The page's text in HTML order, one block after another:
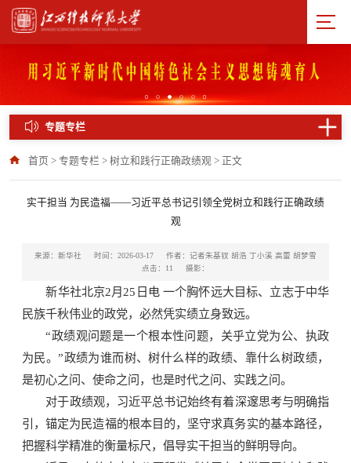
专题专栏
首页 > 专题专栏 > 树立和践行正确政绩观 > 正文
实干担当 为民造福——习近平总书记引领全党树立和践行正确政绩
观
来源：新华社 时间：2026-03-17
作者：记者朱基钗 胡浩 丁小溪 高蕾 胡梦雪
点击： 11 摄影：
新华社北京2月25日电 一个胸怀远大目标、立志于中华
民族千秋伟业的政党，必然凭实绩立身致远。
“政绩观问题是一个根本性问题，关乎立党为公、执政
为民。”政绩为谁而树、树什么样的政绩、靠什么树政绩，
是初心之问、使命之问，也是时代之问、实践之问。
对于政绩观，习近平总书记始终有着深邃思考与明确指
引，锚定为民造福的根本目的，坚守求真务实的基本路径，
把握科学精准的衡量标尺，倡导实干担当的鲜明导向。